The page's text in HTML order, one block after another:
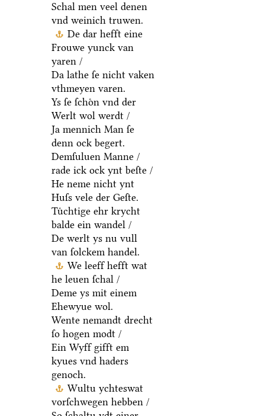
Schal men veel denen
vnd weinich truwen.
De dar hefft eine
Frouwe yunck van
yaren /
Da lathe ſe nicht vaken
vthmeyen varen.
Ys ſe ſchoͤn vnd der
Werlt wol werdt /
Ja mennich Man ſe
denn ock begert.
Demſuluen Manne /
rade ick ock ynt beſte /
He neme nicht ynt
Huſs vele der Geſte.
Tuͤchtige ehr krycht
balde ein wandel /
De werlt ys nu vull
van ſolckem handel.
We leeff hefft wat
he leuen ſchal /
Deme ys mit einem
Ehewyue wol.
Wente nemandt drecht
ſo hogen modt /
Ein Wyff gifft em
kyues vnd haders
genoch.
Wultu ychteswat
vorſchwegen hebben /